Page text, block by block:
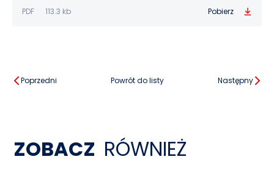
PDF 113.3 kb Pobierz
Poprzedni Powrót do listy Następny
ZOBACZ RÓWNIEŻ